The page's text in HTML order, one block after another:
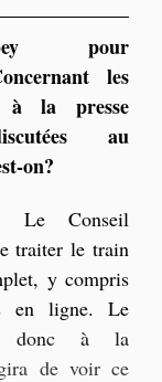
pour
les
à la presse
au
on?
Le Conseil
traiter le train
y compris
en ligne. Le
donc à la
de voir ce